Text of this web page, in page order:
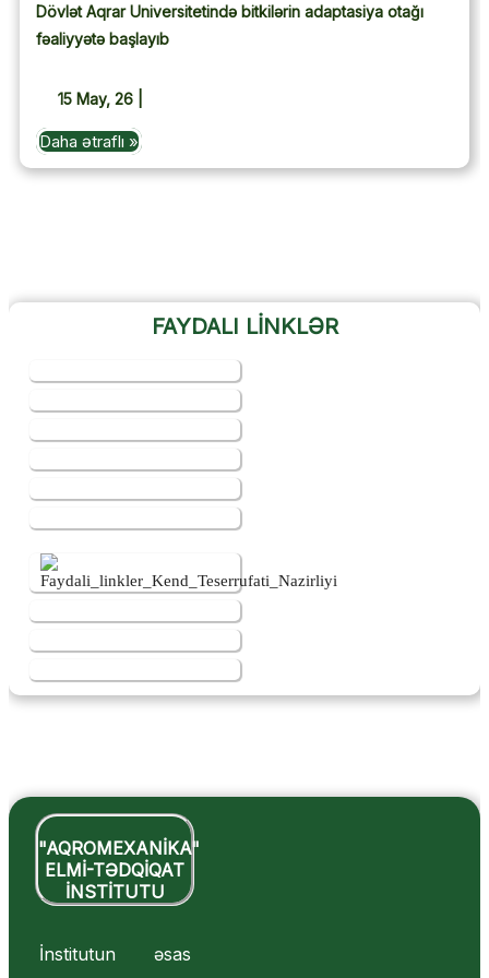
Dövlət Aqrar Universitetində bitkilərin adaptasiya otağı
fəaliyyətə başlayıb
15 May, 26
Daha ətraflı »
FAYDALI LİNKLƏR
"AQROMEXANİKA"
ELMİ-TƏDQİQAT
İNSTİTUTU
İnstitutun əsas